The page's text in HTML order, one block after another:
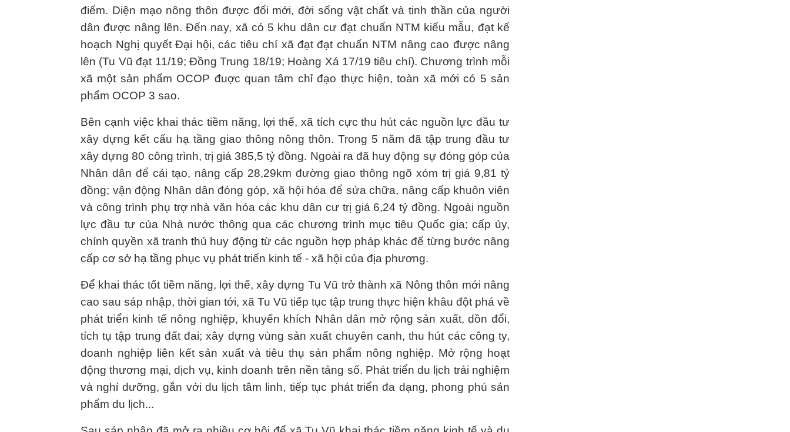
điểm. Diện mạo nông thôn được đổi mới, đời sống vật chất và tinh thần của người
dân được nâng lên. Đến nay, xã có 5 khu dân cư đạt chuẩn NTM kiểu mẫu, đạt kế
hoạch Nghị quyết Đại hội, các tiêu chí xã đạt đạt chuẩn NTM nâng cao được nâng
lên (Tu Vũ đạt 11/19; Đồng Trung 18/19; Hoàng Xá 17/19 tiêu chí). Chương trình mỗi
xã một sản phẩm OCOP đuợc quan tâm chỉ đạo thực hiện, toàn xã mới có 5 sản
phẩm OCOP 3 sao.
Bên cạnh việc khai thác tiềm năng, lợi thế, xã tích cực thu hút các nguồn lực đầu tư
xây dựng kết cấu hạ tầng giao thông nông thôn. Trong 5 năm đã tập trung đầu tư
xây dựng 80 công trình, trị giá 385,5 tỷ đồng. Ngoài ra đã huy động sự đóng góp của
Nhân dân để cải tạo, nâng cấp 28,29km đường giao thông ngõ xóm trị giá 9,81 tỷ
đồng; vận động Nhân dân đóng góp, xã hội hóa để sửa chữa, nâng cấp khuôn viên
và công trình phụ trợ nhà văn hóa các khu dân cư trị giá 6,24 tỷ đồng. Ngoài nguồn
lực đầu tư của Nhà nước thông qua các chương trình mục tiêu Quốc gia; cấp ủy,
chính quyền xã tranh thủ huy động từ các nguồn hợp pháp khác để từng bước nâng
cấp cơ sở hạ tầng phục vụ phát triển kinh tế - xã hội của địa phương.
Để khai thác tốt tiềm năng, lợi thế, xây dựng Tu Vũ trở thành xã Nông thôn mới nâng
cao sau sáp nhập, thời gian tới, xã Tu Vũ tiếp tục tập trung thực hiện khâu đột phá về
phát triển kinh tế nông nghiệp, khuyến khích Nhân dân mở rộng sản xuất, dồn đổi,
tích tụ tập trung đất đai; xây dựng vùng sản xuất chuyên canh, thu hút các công ty,
doanh nghiệp liên kết sản xuất và tiêu thụ sản phẩm nông nghiệp. Mở rộng hoạt
động thương mại, dịch vụ, kinh doanh trên nền tảng số. Phát triển du lịch trải nghiệm
và nghỉ dưỡng, gắn với du lịch tâm linh, tiếp tục phát triển đa dạng, phong phú sản
phẩm du lịch...